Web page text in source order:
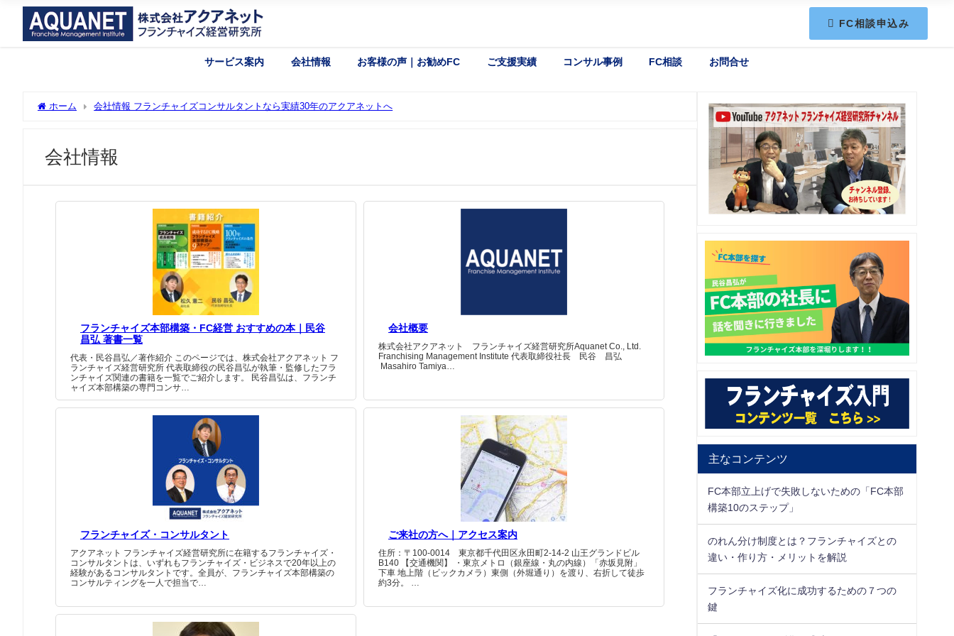
FC相談申込み
サービス案内 会社情報 お客様の声｜お勧めFC ご支援実績 コンサル事例 FC相談 お問合せ
ホーム 会社情報 フランチャイズコンサルタントなら実績30年のアクアネットへ
会社情報
フランチャイズ本部構築・FC経営 おすすめの本｜民谷
昌弘 著書一覧
代表・民谷昌弘／著作紹介 このページでは、株式会社アクアネット フ
ランチャイズ経営研究所 代表取締役の民谷昌弘が執筆・監修したフラ
ンチャイズ関連の書籍を一覧でご紹介します。 民谷昌弘は、フランチ
ャイズ本部構築の専門コンサ…
会社概要
株式会社アクアネット フランチャイズ経営研究所Aquanet Co., Ltd.
Franchising Management Institute 代表取締役社長 民谷 昌弘
Masahiro Tamiya…
フランチャイズ・コンサルタント
アクアネット フランチャイズ経営研究所に在籍するフランチャイズ・
コンサルタントは、いずれもフランチャイズ・ビジネスで20年以上の
経験があるコンサルタントです。全員が、フランチャイズ本部構築の
コンサルティングを一人で担当で…
ご来社の方へ｜アクセス案内
住所：〒100-0014 東京都千代田区永田町2-14-2 山王グランドビル
B140 【交通機関】 ・東京メトロ（銀座線・丸の内線）「赤坂見附」
下車 地上階（ビックカメラ）東側（外堀通り）を渡り、右折して徒歩
約3分。 …
主なコンテンツ
FC本部立上げで失敗しないための「FC本部
構築10のステップ」
のれん分け制度とは？フランチャイズとの
違い・作り方・メリットを解説
フランチャイズ化に成功するための７つの
鍵